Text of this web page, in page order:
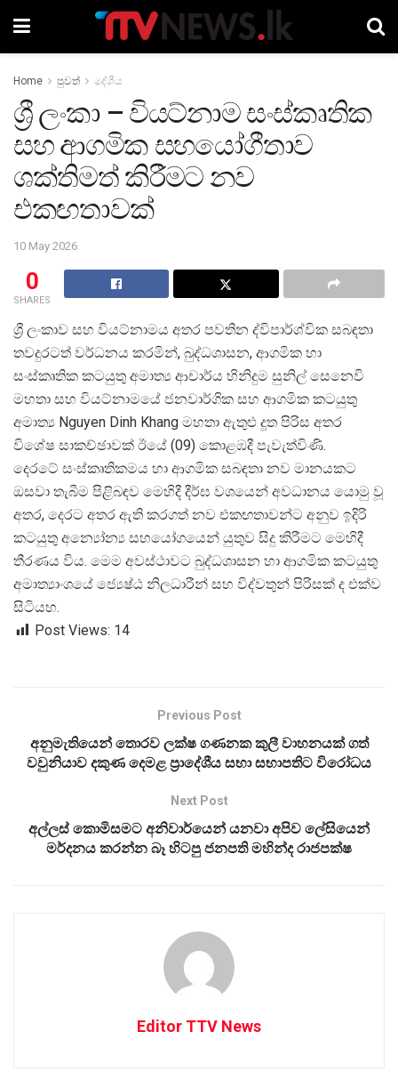
Home පුවත් දේශීය
ශ්‍රී ලංකා – වියට්නාම සංස්කෘතික
සහ ආගමික සහයෝගීතාව
ශක්තිමත් කිරීමට නව
එකඟතාවක්
10 May 2026
0
SHARES
ශ් රී ලංකාව සහ වියට්නාමය අතර පවතින ද්විපාර්ශ්වික සබඳතා
තවදුරටත් වර්ධනය කරමින්, බුද්ධශාසන, ආගමික හා
සංස්කෘතික කටයුතු අමාත් ය ආචාර්ය හිනිදුම සුනිල් සෙනෙවි
මහතා සහ වියට්නාමයේ ජනවාර්ගික සහ ආගමික කටයුතු
අමාත් ය Nguyen Dinh Khang මහතා ඇතුළු දූත පිරිස අතර
විශේෂ සාකච්ඡාවක් ඊයේ (09) කොළඹදී පැවැත්විණි.
දෙරටේ සංස්කෘතිකමය හා ආගමික සබඳතා නව මානයකට
ඔසවා තැබීම පිළිබඳව මෙහිදී දීර්ඝ වශයෙන් අවධානය යොමු වූ
අතර, දෙරට අතර ඇති කරගත් නව එකඟතාවන්ට අනුව ඉදිරි
කටයුතු අන්යෝන් ය සහයෝගයෙන් යුතුව සිදු කිරීමට මෙහිදී
තීරණය විය. මෙම අවස්ථාවට බුද්ධශාසන හා ආගමික කටයුතු
අමාත්යාංශයේ ජ්යෙෂ්ඨ නිලධාරීන් සහ විද්වතුන් පිරිසක් ද එක්ව
සිටියහ.
Post Views: 14
Previous Post
අනුමැතියෙන් තොරව ලක්ෂ ගණනක කුලී වාහනයක් ගත්
වවුනියාව දකුණ දෙමළ ප්‍රාදේශීය සභා සභාපතිට විරෝධය
Next Post
අල්ලස් කොමිසමට අනිවාර්යෙන් යනවා අපිව ලේසියෙන්
මර්දනය කරන්න බෑ හිටපු ජනපති මහින්ද රාජපක්ෂ
Editor TTV News